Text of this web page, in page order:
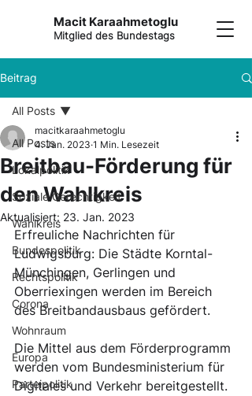
Macit Karaahmetoglu
Mitglied des Bundestags
Beitrag
All Posts
Lokalpolitik
Soziale Gerechtigkeit
Wahlkreis
Bundespolitik
Rechtspolitik
Corona
Wohnraum
Europa
Parteipolitik
All Posts
Breitbau-Förderung für
den Wahlkreis
macitkaraahmetoglu
4. Jan. 2023 1 Min. Lesezeit
Aktualisiert: 23. Jan. 2023
Erfreuliche Nachrichten für
Ludwigsburg: Die Städte Korntal-
Münchingen, Gerlingen und
Oberriexingen werden im Bereich
des Breitbandausbaus gefördert.
Die Mittel aus dem Förderprogramm
werden vom Bundesministerium für
Digitales und Verkehr bereitgestellt.